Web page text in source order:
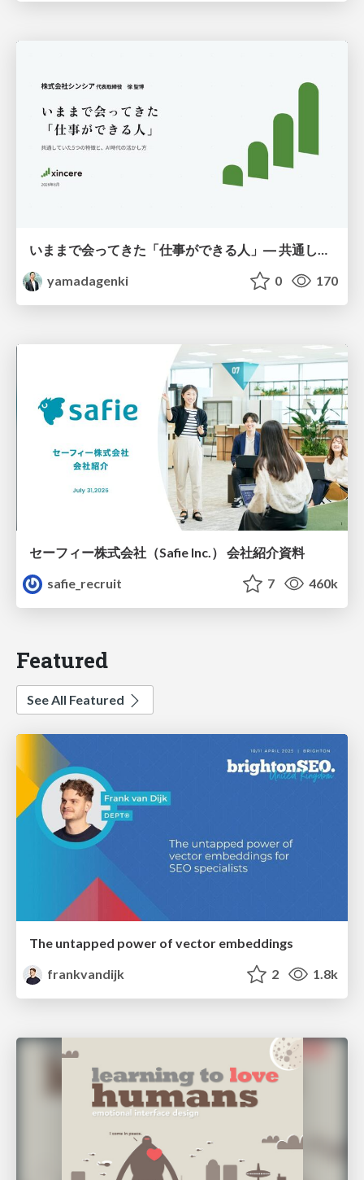
いままで会ってきた「仕事ができる人」― 共通していた5つの特徴とAI時代の活かし方
yamadagenki
0 170
セーフィー株式会社（Safie Inc.） 会社紹介資料
safie_recruit
7 460k
Featured
See All Featured
The untapped power of vector embeddings
frankvandijk
2 1.8k